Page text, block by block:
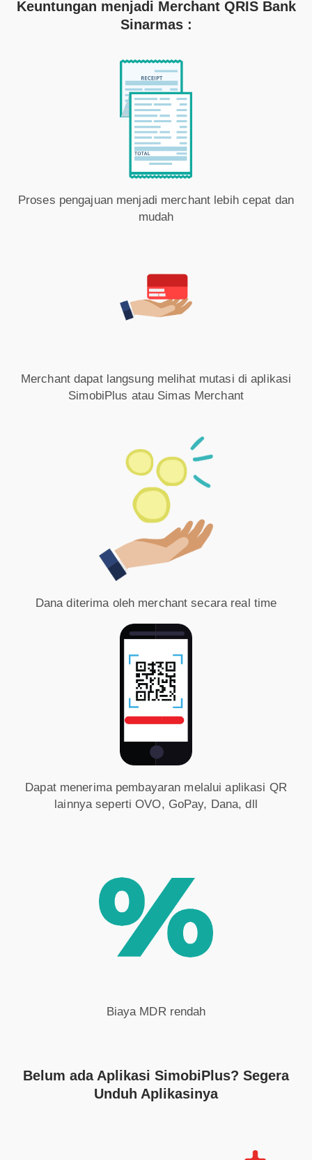
Keuntungan menjadi Merchant QRIS Bank
Sinarmas :
Proses pengajuan menjadi merchant lebih cepat dan
mudah
Merchant dapat langsung melihat mutasi di aplikasi
SimobiPlus atau Simas Merchant
Dana diterima oleh merchant secara real time
Dapat menerima pembayaran melalui aplikasi QR
lainnya seperti OVO, GoPay, Dana, dll
Biaya MDR rendah
Belum ada Aplikasi SimobiPlus? Segera
Unduh Aplikasinya